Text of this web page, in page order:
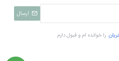
ارسال
را خوانده ام و قبول دارم